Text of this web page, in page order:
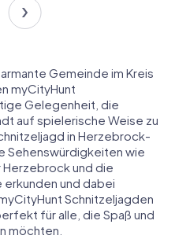
Gemeinde im Kreis
myCityHunt
Gelegenheit, die
auf spielerische Weise zu
in Herzebrock-
Sehenswürdigkeiten wie
und die
erkunden und dabei
Schnitzeljagden
für alle, die Spaß und
möchten.